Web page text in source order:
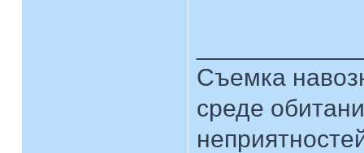
Съемка
среде